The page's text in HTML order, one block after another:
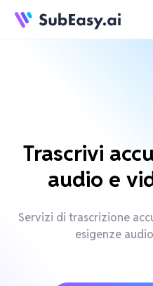
Trascrivi
audio e
Servizi di trascrizione
esigenze